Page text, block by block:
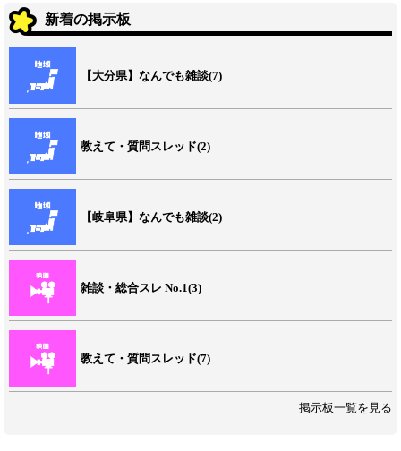
新着の掲示板
【大分県】なんでも雑談(7)
教えて・質問スレッド(2)
【岐阜県】なんでも雑談(2)
雑談・総合スレ No.1(3)
教えて・質問スレッド(7)
掲示板一覧を見る